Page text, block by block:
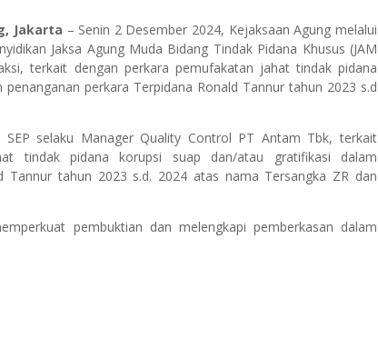
Jakarta – Senin 2 Desember 2024, Kejaksaan Agung melalui
Jaksa Agung Muda Bidang Tindak Pidana Khusus (JAM
terkait dengan perkara pemufakatan jahat tindak pidana
perkara Terpidana Ronald Tannur tahun 2023 s.d
SEP selaku Manager Quality Control PT Antam Tbk, terkait
tindak pidana korupsi suap dan/atau gratifikasi dalam
Tannur tahun 2023 s.d. 2024 atas nama Tersangka ZR dan
pembuktian dan melengkapi pemberkasan dalam